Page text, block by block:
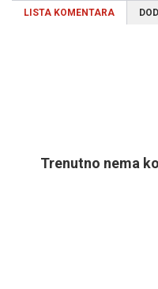
LISTA KOMENTARA
Trenutno nema